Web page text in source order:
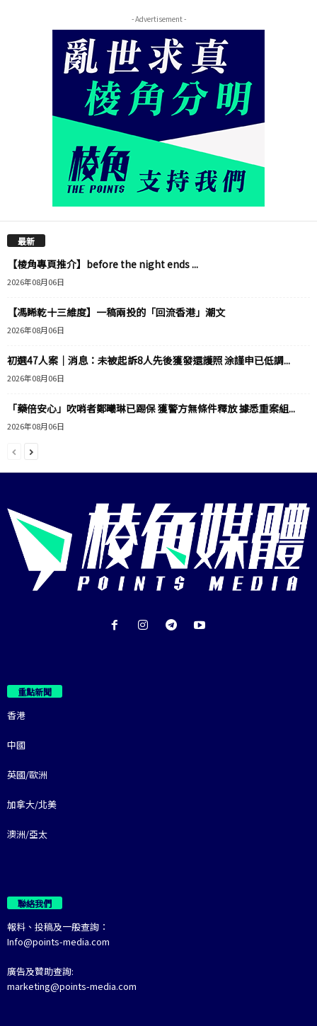
- Advertisement -
最新
【棱角專頁推介】before the night ends ...
2026年08月06日
【馮睎乾十三維度】一稿兩投的「回流香港」潮文
2026年08月06日
初選47人案｜消息：未被起訴8人先後獲發還護照 涂謹申已低調...
2026年08月06日
「藥倍安心」吹哨者鄭曦琳已踢保 獲警方無條件釋放 據悉重案組...
2026年08月06日
重點新聞
香港
中國
英國/歐洲
加拿大/北美
澳洲/亞太
聯絡我們
報料、投稿及一般查詢：
Info@points-media.com
廣告及贊助查詢:
marketing@points-media.com